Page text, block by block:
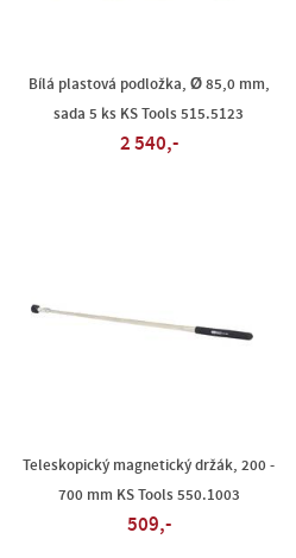
Bílá plastová podložka, Ø 85,0 mm,
sada 5 ks KS Tools 515.5123
2 540,-
Teleskopický magnetický držák, 200 -
700 mm KS Tools 550.1003
509,-